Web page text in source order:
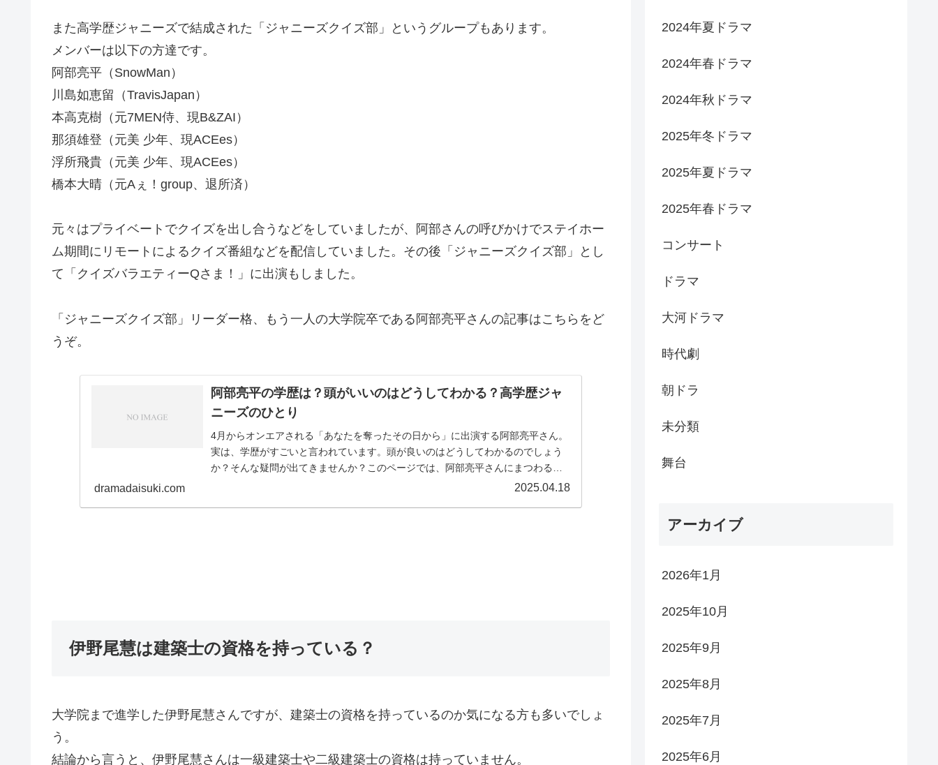
また高学歴ジャニーズで結成された「ジャニーズクイズ部」というグループもあります。
メンバーは以下の方達です。
阿部亮平（SnowMan）
川島如恵留（TravisJapan）
本高克樹（元7MEN侍、現B&ZAI）
那須雄登（元美 少年、現ACEes）
浮所飛貴（元美 少年、現ACEes）
橋本大晴（元Aぇ！group、退所済）
元々はプライベートでクイズを出し合うなどをしていましたが、阿部さんの呼びかけでステイホー
ム期間にリモートによるクイズ番組などを配信していました。その後「ジャニーズクイズ部」とし
て「クイズバラエティーQさま！」に出演もしました。
「ジャニーズクイズ部」リーダー格、もう一人の大学院卒である阿部亮平さんの記事はこちらをど
うぞ。
阿部亮平の学歴は？頭がいいのはどうしてわかる？高学歴ジャ
ニーズのひとり
4月からオンエアされる「あなたを奪ったその日から」に出演する阿部亮平さん。
実は、学歴がすごいと言われています。頭が良いのはどうしてわかるのでしょう
か？そんな疑問が出てきませんか？このページでは、阿部亮平さんにまつわるエ
dramadaisuki.com 2025.04.18
伊野尾慧は建築士の資格を持っている？
大学院まで進学した伊野尾慧さんですが、建築士の資格を持っているのか気になる方も多いでしょ
う。
結論から言うと、伊野尾慧さんは一級建築士や二級建築士の資格は持っていません。
2024年夏ドラマ
2024年春ドラマ
2024年秋ドラマ
2025年冬ドラマ
2025年夏ドラマ
2025年春ドラマ
コンサート
ドラマ
大河ドラマ
時代劇
朝ドラ
未分類
舞台
アーカイブ
2026年1月
2025年10月
2025年9月
2025年8月
2025年7月
2025年6月